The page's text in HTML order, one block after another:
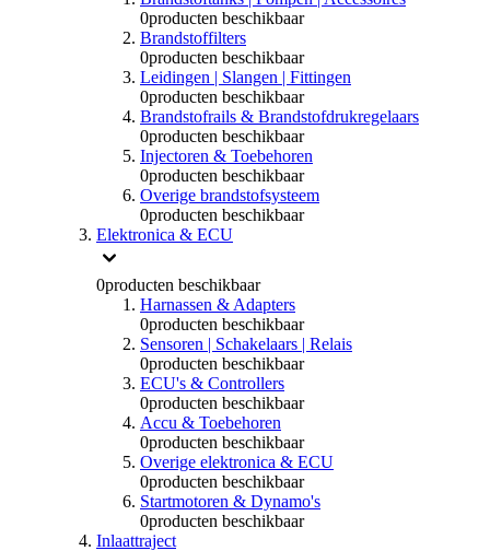
0producten beschikbaar
Brandstoffilters
0producten beschikbaar
Leidingen | Slangen | Fittingen
0producten beschikbaar
Brandstofrails & Brandstofdrukregelaars
0producten beschikbaar
Injectoren & Toebehoren
0producten beschikbaar
Overige brandstofsysteem
0producten beschikbaar
Elektronica & ECU
0producten beschikbaar
Harnassen & Adapters
0producten beschikbaar
Sensoren | Schakelaars | Relais
0producten beschikbaar
ECU's & Controllers
0producten beschikbaar
Accu & Toebehoren
0producten beschikbaar
Overige elektronica & ECU
0producten beschikbaar
Startmotoren & Dynamo's
0producten beschikbaar
Inlaattraject